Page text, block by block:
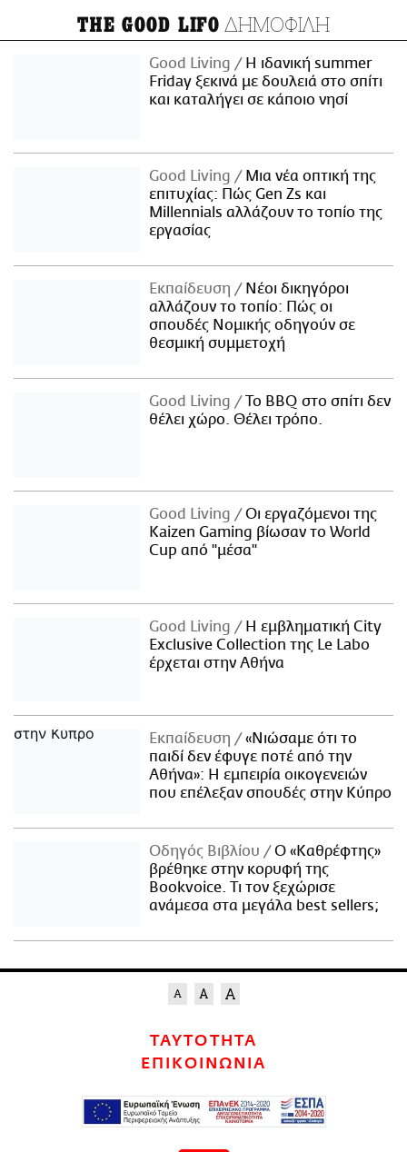
THE GOOD LIFO ΔΗΜΟΦΙΛΗ
Good Living
Η ιδανική summer
Friday ξεκινά με δουλειά στο σπίτι
και καταλήγει σε κάποιο νησί
Good Living
Μια νέα οπτική της
επιτυχίας: Πώς Gen Zs και
Millennials αλλάζουν το τοπίο της
εργασίας
Εκπαίδευση
Νέοι δικηγόροι
αλλάζουν το τοπίο: Πώς οι
σπουδές Νομικής οδηγούν σε
θεσμική συμμετοχή
Good Living
Το BBQ στο σπίτι δεν
θέλει χώρο. Θέλει τρόπο.
Good Living
Οι εργαζόμενοι της
Kaizen Gaming βίωσαν το World
Cup από "μέσα"
Good Living
Η εμβληματική City
Exclusive Collection της Le Labo
έρχεται στην Αθήνα
Εκπαίδευση
«Νιώσαμε ότι το
παιδί δεν έφυγε ποτέ από την
Αθήνα»: Η εμπειρία οικογενειών
που επέλεξαν σπουδές στην Κύπρο
Οδηγός Βιβλίου
Ο «Καθρέφτης»
βρέθηκε στην κορυφή της
Bookvoice. Τι τον ξεχώρισε
ανάμεσα στα μεγάλα best sellers;
ΤΑΥΤΟΤΗΤΑ
ΕΠΙΚΟΙΝΩΝΙΑ